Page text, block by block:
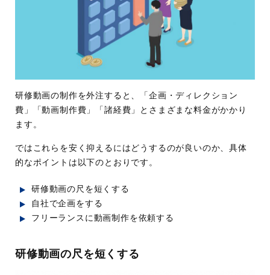
研修動画の制作を外注すると、「企画・ディレクション
費」「動画制作費」「諸経費」とさまざまな料金がかかり
ます。
ではこれらを安く抑えるにはどうするのが良いのか、具体
的なポイントは以下のとおりです。
研修動画の尺を短くする
自社で企画をする
フリーランスに動画制作を依頼する
研修動画の尺を短くする